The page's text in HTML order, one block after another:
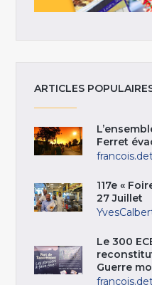
ARTICLES
Ferret
117e «
27 Juillet
Le 300
Guerre